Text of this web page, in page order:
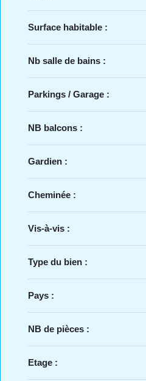
Surface habitable :
Nb salle de bains :
Parkings / Garage :
NB balcons :
Gardien :
Cheminée :
Vis-à-vis :
Type du bien :
Pays :
NB de pièces :
Etage :